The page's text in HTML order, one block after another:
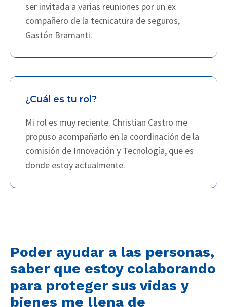
ser invitada a varias reuniones por un ex
compañero de la tecnicatura de seguros,
Gastón Bramanti.
¿Cuál es tu rol?
Mi rol es muy reciente. Christian Castro me
propuso acompañarlo en la coordinación de la
comisión de Innovación y Tecnología, que es
donde estoy actualmente.
Poder ayudar a las personas,
saber que estoy colaborando
para proteger sus vidas y
bienes me llena de